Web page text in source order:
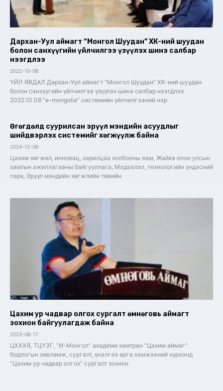
Дархан-Уул аймагт “Монгол Шуудан” ХК-ний шуудан
болон санхүүгийн үйлчилгээ үзүүлэх шинэ салбар
нээгдлээ
2022-10-08
ҮЙЛ ЯВДАЛ Дархан-Уул аймагт “Монгол Шуудан” ХК-ний шуудан
болон санхүүгийн үйлчилгээ үзүүлэх шинэ салбар нээгдлээ
2022.10.08 ”e-mongolia” системийн үйлчилгээний нэр
Өгөгдөлд суурилсан эрүүл мэндийн асуудлыг
шийдвэрлэх системийг хөгжүүлж байна
2024-12-06
Цахим хөгжил, инновац, харилцаа холбооны яам, Жайка олон улсын
хамтын ажиллагааны байгууллага, Мэдээлэл, технологийн үндэсний
парк, Эрүүл мэндийн хөгжлийн төвийн
Цахим ур чадвар олгох сургалт өмнөговь аймагт
зохион байгуулагдаж байна
2023-08-17
ЦХХХЯ, ТЦҮЗГ, “И-Монгол” академи хамтран “Цахим аймаг”
бодлогын зөвлөмж, сургалт, үнэлгээ арга хэмжээний хүрээнд
“Цахим ур чадвар олгох” сургалт зохион